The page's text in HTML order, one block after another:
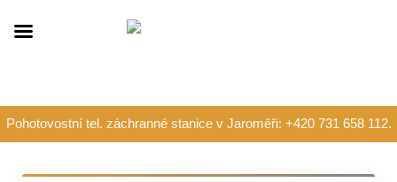
Pohotovostní tel. záchranné stanice v Jaroměři: +420 731 658 112.